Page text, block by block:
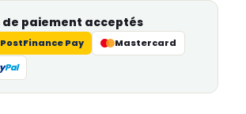
de paiement acceptés
PostFinance Pay Mastercard
Pal